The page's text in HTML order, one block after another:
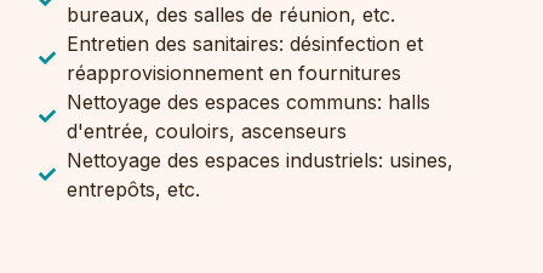
bureaux, des salles de réunion, etc.
Entretien des sanitaires: désinfection et
réapprovisionnement en fournitures
Nettoyage des espaces communs: halls
d'entrée, couloirs, ascenseurs
Nettoyage des espaces industriels: usines,
entrepôts, etc.